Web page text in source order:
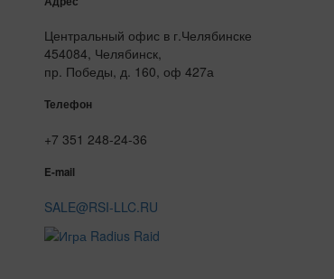
Центральный офис в г.Челябинске
454084, Челябинск,
пр. Победы, д. 160, оф 427а
Телефон
+7 351 248-24-36
E-mail
SALE@RSI-LLC.RU